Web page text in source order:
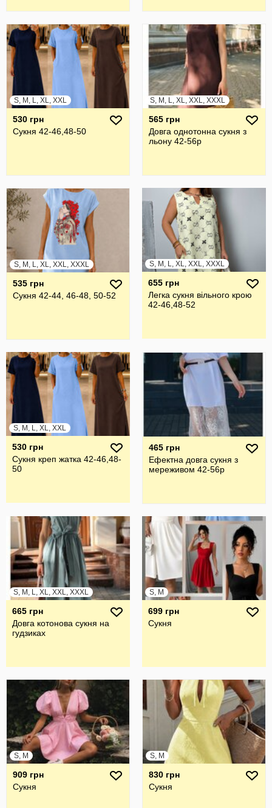
S, M, L, XL, XXL
530 грн
Сукня 42-46,48-50
S, M, L, XL, XXL, XXXL
565 грн
Довга однотонна сукня з
льону 42-56р
S, M, L, XL, XXL, XXXL
535 грн
Сукня 42-44, 46-48, 50-52
S, M, L, XL, XXL, XXXL
655 грн
Легка сукня вільного крою
42-46,48-52
S, M, L, XL, XXL
530 грн
Сукня креп жатка 42-46,48-
50
465 грн
Ефектна довга сукня з
мереживом 42-56р
S, M, L, XL, XXL, XXXL
665 грн
Довга котонова сукня на
гудзиках
S, M
699 грн
Сукня
S, M
909 грн
Сукня
S, M
830 грн
Сукня